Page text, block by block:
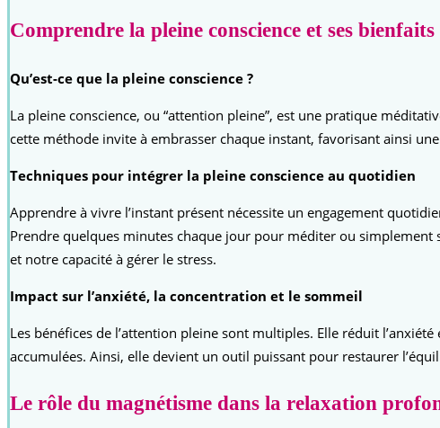
Comprendre la pleine conscience et ses bienfaits
Qu’est-ce que la pleine conscience ?
La pleine conscience, ou “attention pleine”, est une pratique
cette méthode invite à embrasser chaque instant, favorisant ainsi
Techniques pour intégrer la pleine conscience au quotidien
Apprendre à vivre l’instant présent nécessite un engagement
Prendre quelques minutes chaque jour pour méditer ou
et notre capacité à gérer le stress.
Impact sur l’anxiété, la concentration et le sommeil
Les bénéfices de l’attention pleine sont multiples. Elle réduit
accumulées. Ainsi, elle devient un outil puissant pour restaurer
Le rôle du magnétisme dans la relaxation